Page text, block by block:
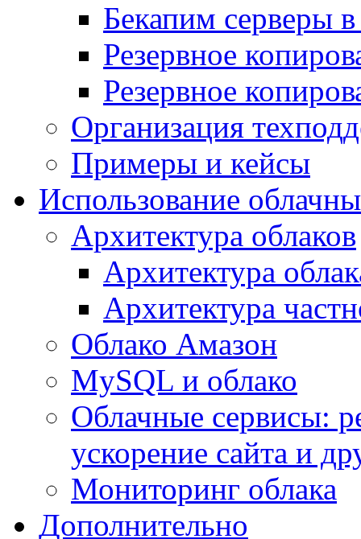
Бекапим серверы
Резервное
Резервное
Организация
Примеры и кейсы
Использование
Архитектура облаков
Архитектура
Архитектура
Облако Амазон
MySQL и облако
Облачные сервисы:
ускорение сайта и
Мониторинг облака
Дополнительно